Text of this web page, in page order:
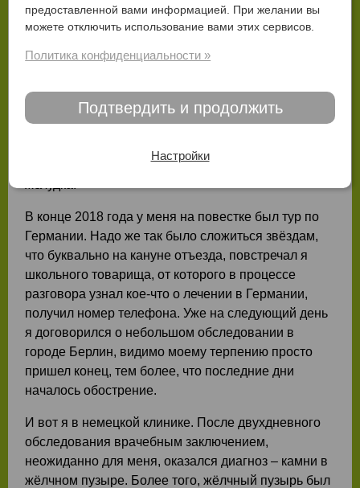
Камни в желчном пузыре
08.05.2019
медицинском учреждении, мне был поставлен
диагноз – панкреатит. С тех пор мне пришлось
на это, регулярно ощущал дискомфорт в районе
В конце 2018 года у меня на повестке был тур по
Германии. Надо же так было сложиться звёздам,
что буквально на кануне отъезда, повстречал я
школьного товарища, от которого в процессе
разговора узнал кое-что о лечении в Германии,
получил номер телефона. Уже на следующий день
я договорился о небольшом обследовании в
городе Берлин, видимо моему терпению просто
пришел конец, тем более, что последние дни
началось обострение.
И вот я в немецкой клинике. После двухдневного
обследования врачебным заключением,
неожиданно для меня, оказался диагноз – камни в
жёлчном пузыре. Более того, жёлчный пузырь был
предоставленной вами информацией. При желании вы
можете отключить использование вами этих сервисов.
Политика конфиденциальности »
Подтвердить и продолжить
Настройки